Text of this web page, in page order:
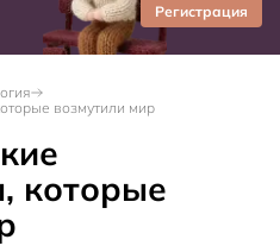
Регистрация
возмутили мир
которые